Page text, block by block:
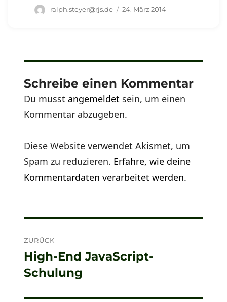
Autor
ralph.steyer@rjs.de
Veröffentlicht
24. März 2014
Schreibe einen Kommentar
Du musstangemeldet sein, um einen
Kommentar abzugeben.
Diese Website verwendet Akismet, um
Spam zu reduzieren. Erfahre, wie deine
Kommentardaten verarbeitet werden.
ZURÜCK
Vorheriger
Beitrag:
High-End JavaScript-
Schulung